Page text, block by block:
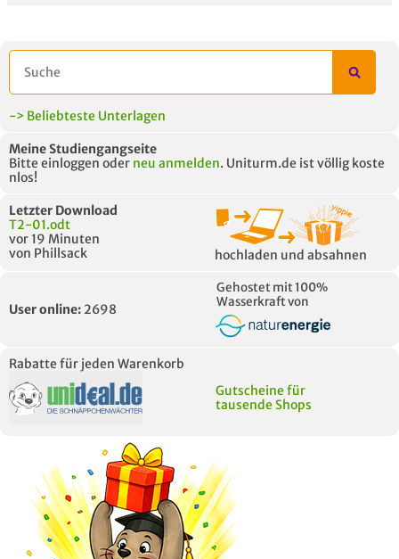
ähnliche Fächer und
Module anderer Unis
Titel der Unterlage
-> Beliebteste Unterlagen
Meine Studiengangseite
Bitte einloggen oder neu anmelden. Uniturm.de ist völlig koste
nlos!
Letzter Download
T2-01.odt
vor 19 Minuten
von Phillsack
hochladen und absahnen
User online: 2698
Gehostet mit 100%
Wasserkraft von
Rabatte für jeden Warenkorb
Gutscheine für
tausende Shops